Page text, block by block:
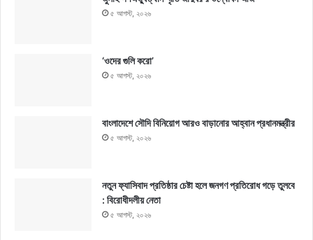
৫ আগস্ট, ২০২৬
‘ওদের গুলি করো’
৫ আগস্ট, ২০২৬
বাংলাদেশে সৌদি বিনিয়োগ আরও বাড়ানোর আহ্বান প্রধানমন্ত্রীর
৫ আগস্ট, ২০২৬
নতুন ফ্যাসিবাদ প্রতিষ্ঠার চেষ্টা হলে জনগণ প্রতিরোধ গড়ে তুলবে
: বিরোধীদলীয় নেতা
৫ আগস্ট, ২০২৬